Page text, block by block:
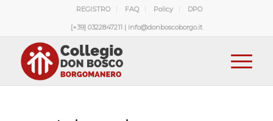
REGISTRO FAQ Policy DPO
[+39] 0322847211 | info@donboscoborgo.it